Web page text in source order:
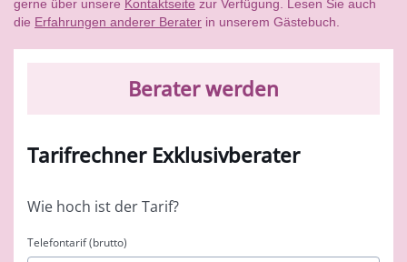
gerne über unsere Kontaktseite zur Verfügung. Lesen Sie auch
die Erfahrungen anderer Berater in unserem Gästebuch.
Berater werden
Tarifrechner Exklusivberater
Wie hoch ist der Tarif?
Telefontarif (brutto)